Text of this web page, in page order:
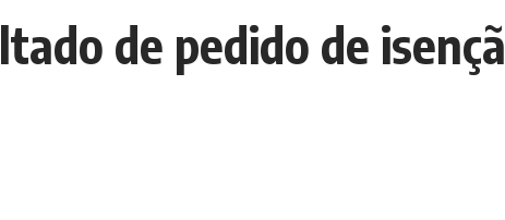
de pedido de